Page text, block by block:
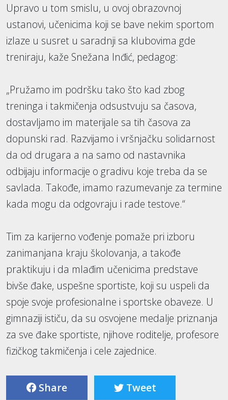
Upravo u tom smislu, u ovoj obrazovnoj
ustanovi, učenicima koji se bave nekim sportom
izlaze u susret u saradnji sa klubovima gde
treniraju, kaže Snežana Inđić, pedagog:
„Pružamo im podršku tako što kad zbog
treninga i takmičenja odsustvuju sa časova,
dostavljamo im materijale sa tih časova za
dopunski rad. Razvijamo i vršnjačku solidarnost
da od drugara a na samo od nastavnika
odbijaju informacije o gradivu koje treba da se
savlada. Takođe, imamo razumevanje za termine
kada mogu da odgovraju i rade testove.“
Tim za karijerno vođenje pomaže pri izboru
zanimanjana kraju školovanja, a takođe
praktikuju i da mlađim učenicima predstave
bivše đake, uspešne sportiste, koji su uspeli da
spoje svoje profesionalne i sportske obaveze. U
gimnaziji ističu, da su osvojene medalje priznanja
za sve đake sportiste, njihove roditelje, profesore
fizičkog takmičenja i cele zajednice.
Share Tweet